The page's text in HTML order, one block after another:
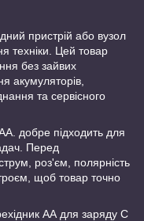
пристрій або вузол
техніки. Цей товар
без зайвих
акумуляторів,
та сервісного
добре підходить для
Перед
роз'єм, полярність
щоб товар точно
АА для заряду C